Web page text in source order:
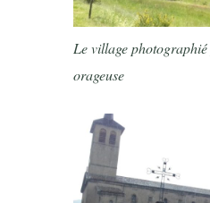
Le village
orageuse